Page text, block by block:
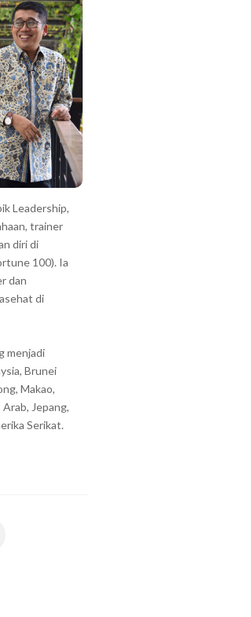
Leadership,
trainer
diri di
100). Ia
dan
di
menjadi
Brunei
Makao,
Jepang,
Serikat.